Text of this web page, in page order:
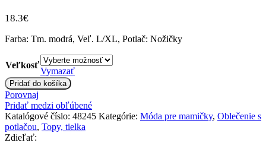
18.3€
Farba: Tm. modrá, Veľ. L/XL, Potlač: Nožičky
Veľkosť
Vymazať
množstvo
Top,
tielko
Dana
s
potlačou
Pridať do košíka
Porovnaj
Pridať medzi obľúbené
Katalógové číslo: 48245 Kategórie: Móda pre mamičky, Oblečenie s
potlačou, Topy, tielka
Zdieľať: